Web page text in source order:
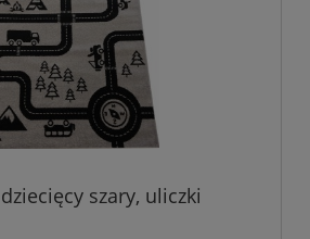
szary, uliczki